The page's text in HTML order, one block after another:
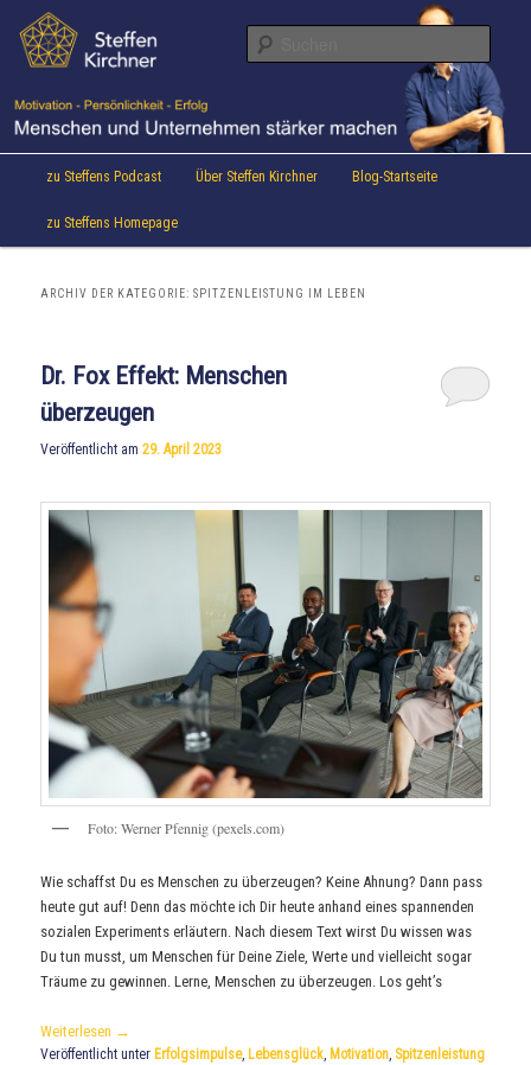
Inhalt
wechseln
sekundären
Inhalt
Steffen Kirchner Blog
Aktuelles von Speaker & Motivationstrainer Steffen Kirchner
Hauptmenü
zu Steffens Podcast Über Steffen Kirchner Blog-Startseite
zu Steffens Homepage
ARCHIV DER KATEGORIE:SPITZENLEISTUNG IM LEBEN
Dr. Fox Effekt: Menschen
überzeugen
Veröffentlicht am29. April 2023
Foto: Werner Pfennig (pexels.com)
Wie schaffst Du es Menschen zu überzeugen? Keine Ahnung? Dann pass
heute gut auf! Denn das möchte ich Dir heute anhand eines spannenden
sozialen Experiments erläutern. Nach diesem Text wirst Du wissen was
Du tun musst, um Menschen für Deine Ziele, Werte und vielleicht sogar
Träume zu gewinnen. Lerne, Menschen zu überzeugen. Los geht’s
Weiterlesen →
Veröffentlicht unter Erfolgsimpulse, Lebensglück, Motivation, Spitzenleistung